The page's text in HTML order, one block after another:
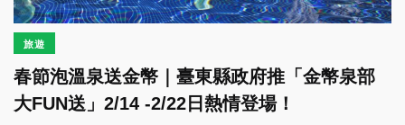
旅遊
春節泡溫泉送金幣｜臺東縣政府推「金幣泉部
大FUN送」2/14 -2/22日熱情登場！